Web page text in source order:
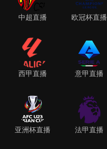
中超直播 欧冠杯直播
西甲直播 意甲直播
亚洲杯直播 法甲直播